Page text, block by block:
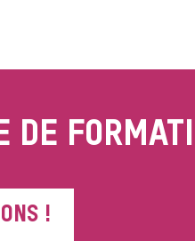
DE
!